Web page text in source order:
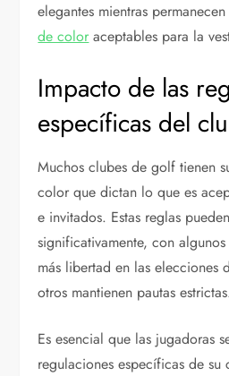
elegantes mientras
de color aceptables para la
Impacto de las
específicas del
Muchos clubes de golf tienen
color que dictan lo que es
e invitados. Estas reglas
significativamente, con
más libertad en las elecciones
otros mantienen pautas
Es esencial que las jugadoras
regulaciones específicas de